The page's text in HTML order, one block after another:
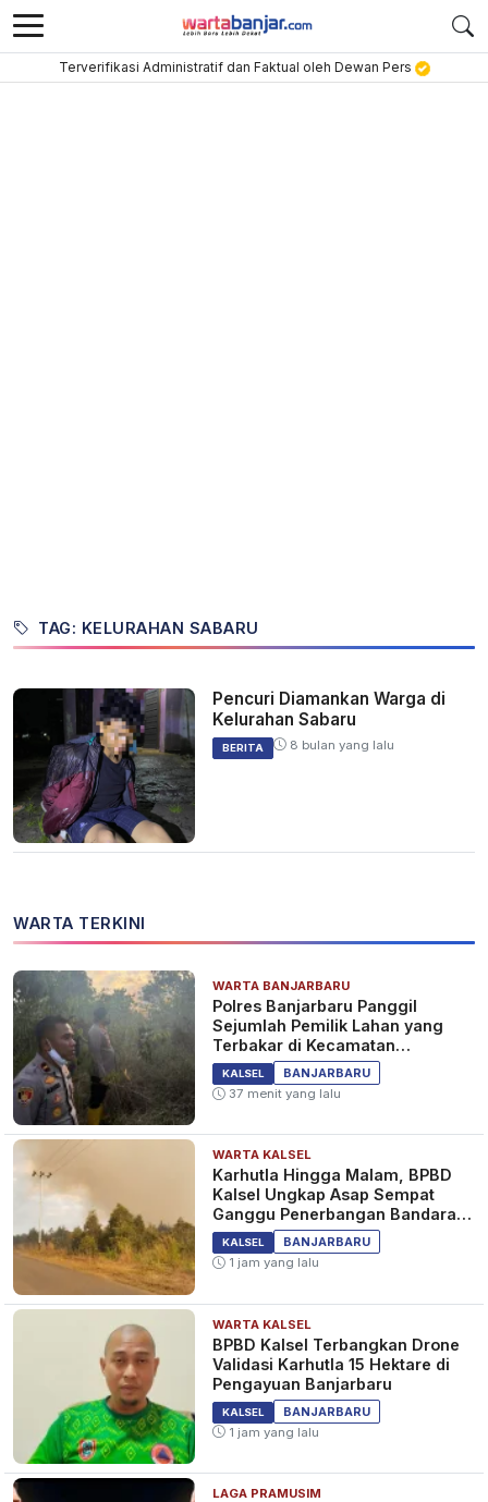
Terverifikasi Administratif dan Faktual oleh Dewan Pers
TAG: KELURAHAN SABARU
Pencuri Diamankan Warga di
Kelurahan Sabaru
BERITA 8 bulan yang lalu
WARTA TERKINI
WARTA BANJARBARU
Polres Banjarbaru Panggil
Sejumlah Pemilik Lahan yang
Terbakar di Kecamatan
Cempaka
KALSEL
BANJARBARU
37 menit yang lalu
WARTA KALSEL
Karhutla Hingga Malam, BPBD
Kalsel Ungkap Asap Sempat
Ganggu Penerbangan Bandara
Syamsudin Noor
KALSEL
BANJARBARU
1 jam yang lalu
WARTA KALSEL
BPBD Kalsel Terbangkan Drone
Validasi Karhutla 15 Hektare di
Pengayuan Banjarbaru
KALSEL
BANJARBARU
1 jam yang lalu
LAGA PRAMUSIM